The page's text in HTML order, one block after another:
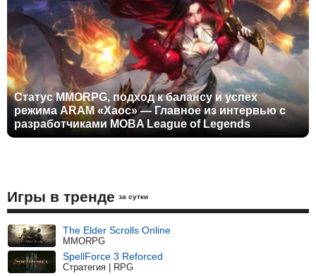
Статус MMORPG, подход к балансу и успех
режима ARAM «Хаос» — Главное из интервью с
разработчиками MOBA League of Legends
Игры в тренде за сутки
The Elder Scrolls Online
MMORPG
SpellForce 3 Reforced
Стратегия | RPG